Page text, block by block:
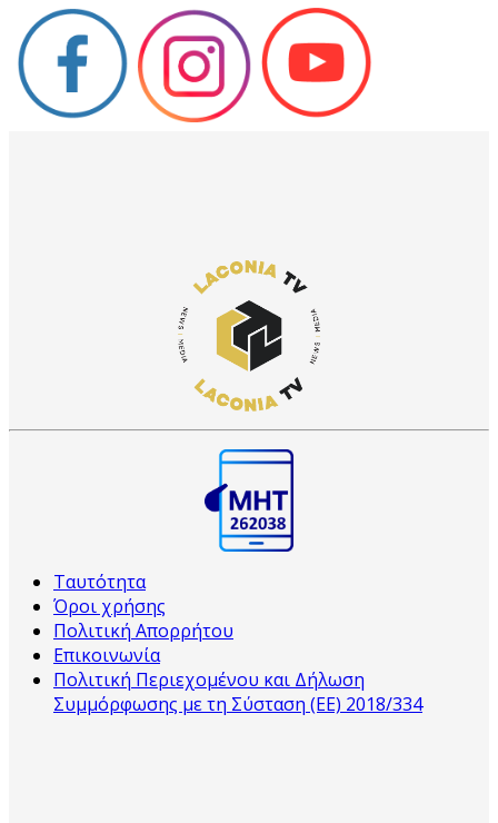
Ταυτότητα
Όροι χρήσης
Πολιτική Απορρήτου
Επικοινωνία
Πολιτική Περιεχομένου και Δήλωση
Συμμόρφωσης με τη Σύσταση (ΕΕ) 2018/334